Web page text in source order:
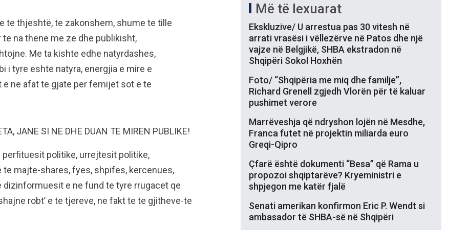
te thjeshtë, te zakonshem, shume te tille
na thene me ze dhe publikisht,
Me ta kishte edhe natyrdashes,
i tyre eshte natyra, energjia e mire e
ne afat te gjate per femijet sot e te
JANE SI NE DHE DUAN TE MIREN PUBLIKE!
politike, urrejtesit politike,
majte-shares, fyes, shpifes, kercenues,
dizinformuesit e ne fund te tyre rrugacet qe
robt’ e te tjereve, ne fakt te te gjitheve-te
Më të lexuarat
Ekskluzive/ U arrestua pas 30 vitesh në
arrati vrasësi i vëllezërve në Patos dhe një
vajze në Belgjikë, SHBA ekstradon në
Shqipëri Sokol Hoxhën
Foto/ “Shqipëria me miq dhe familje”,
Richard Grenell zgjedh Vlorën për të kaluar
pushimet verore
Marrëveshja që ndryshon lojën në Mesdhe,
Franca futet në projektin miliarda euro
Greqi-Qipro
Çfarë është dokumenti “Besa” që Rama u
propozoi shqiptarëve? Kryeministri e
shpjegon me katër fjalë
Senati amerikan konfirmon Eric P. Wendt si
ambasador të SHBA-së në Shqipëri